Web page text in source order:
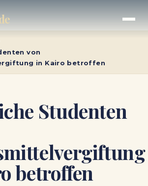
von
in Kairo betroffen
Studenten
betroffen